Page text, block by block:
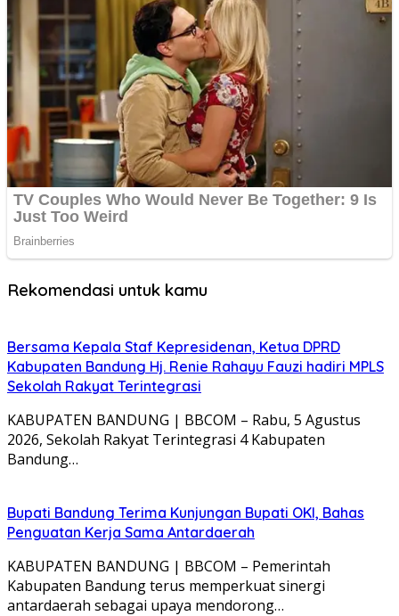
Rekomendasi untuk kamu
Bersama Kepala Staf Kepresidenan, Ketua DPRD
Kabupaten Bandung Hj. Renie Rahayu Fauzi hadiri MPLS
Sekolah Rakyat Terintegrasi
KABUPATEN BANDUNG | BBCOM – Rabu, 5 Agustus
2026, Sekolah Rakyat Terintegrasi 4 Kabupaten
Bandung…
Bupati Bandung Terima Kunjungan Bupati OKI, Bahas
Penguatan Kerja Sama Antardaerah
KABUPATEN BANDUNG | BBCOM – Pemerintah
Kabupaten Bandung terus memperkuat sinergi
antardaerah sebagai upaya mendorong…